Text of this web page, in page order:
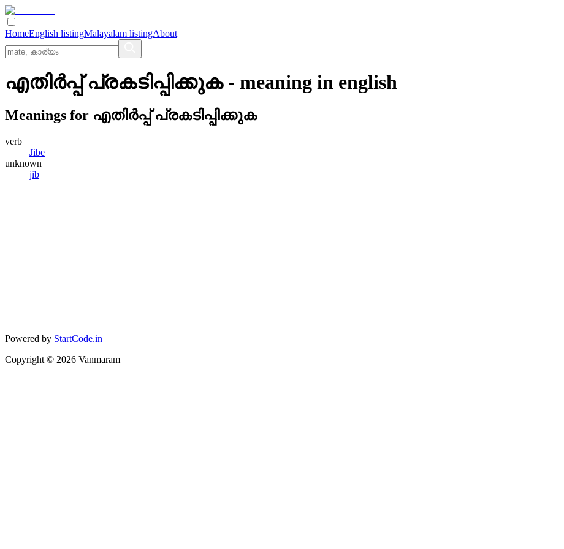
HomeEnglish listingMalayalam listingAbout
എതിര്‍പ്പ്‌ പ്രകടിപ്പിക്കുക- meaning in english
Meanings for എതിര്‍പ്പ്‌ പ്രകടിപ്പിക്കുക
verb
Jibe
unknown
jib
Powered by StartCode.in
Copyright © 2026 Vanmaram